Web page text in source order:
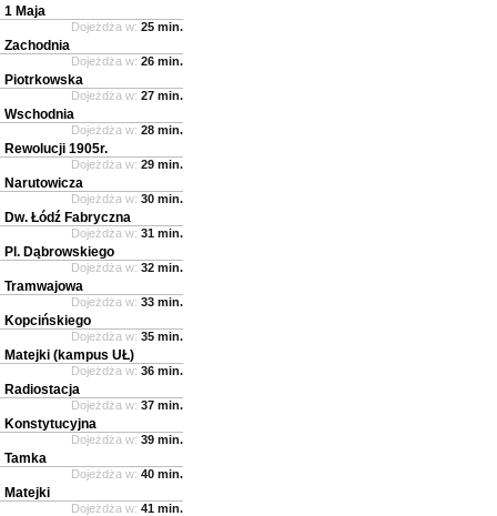
1 Maja
Dojeżdża w: 25 min.
Zachodnia
Dojeżdża w: 26 min.
Piotrkowska
Dojeżdża w: 27 min.
Wschodnia
Dojeżdża w: 28 min.
Rewolucji 1905r.
Dojeżdża w: 29 min.
Narutowicza
Dojeżdża w: 30 min.
Dw. Łódź Fabryczna
Dojeżdża w: 31 min.
Pl. Dąbrowskiego
Dojeżdża w: 32 min.
Tramwajowa
Dojeżdża w: 33 min.
Kopcińskiego
Dojeżdża w: 35 min.
Matejki (kampus UŁ)
Dojeżdża w: 36 min.
Radiostacja
Dojeżdża w: 37 min.
Konstytucyjna
Dojeżdża w: 39 min.
Tamka
Dojeżdża w: 40 min.
Matejki
Dojeżdża w: 41 min.